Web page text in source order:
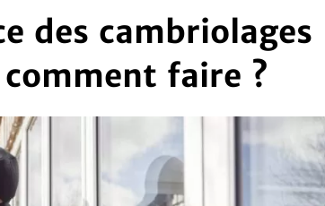
des cambriolages
faire ?